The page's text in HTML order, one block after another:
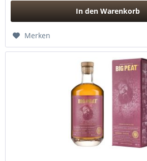
In den Warenkorb
Merken